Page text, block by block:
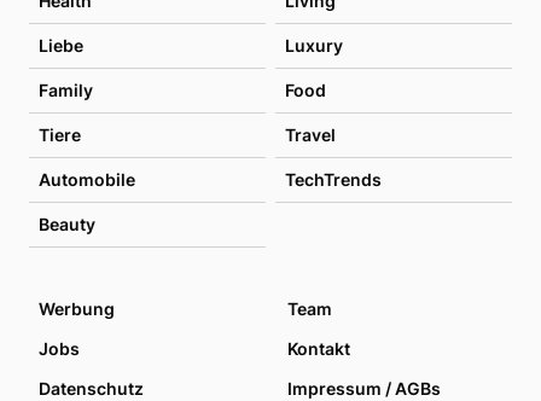
Liebe Luxury
Family Food
Tiere Travel
Automobile TechTrends
Beauty
Werbung
Team
Jobs
Kontakt
Datenschutz
Impressum / AGBs